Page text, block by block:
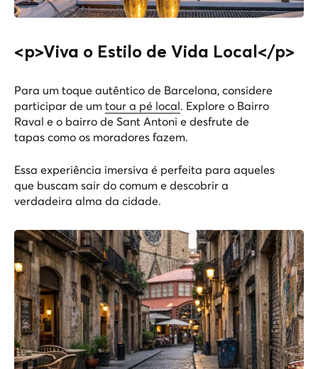
<p>Viva o Estilo de Vida Local</p>
Para um toque autêntico de Barcelona, considere
participar de um tour a pé local. Explore o Bairro
Raval e o bairro de Sant Antoni e desfrute de
tapas como os moradores fazem.
Essa experiência imersiva é perfeita para aqueles
que buscam sair do comum e descobrir a
verdadeira alma da cidade.